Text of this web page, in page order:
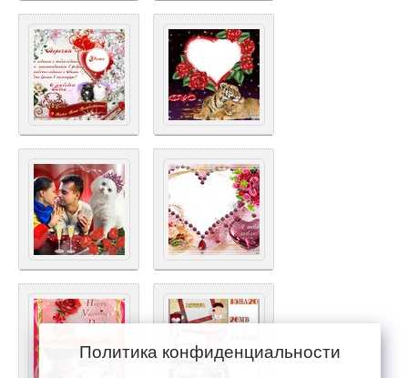
Политика конфиденциальности